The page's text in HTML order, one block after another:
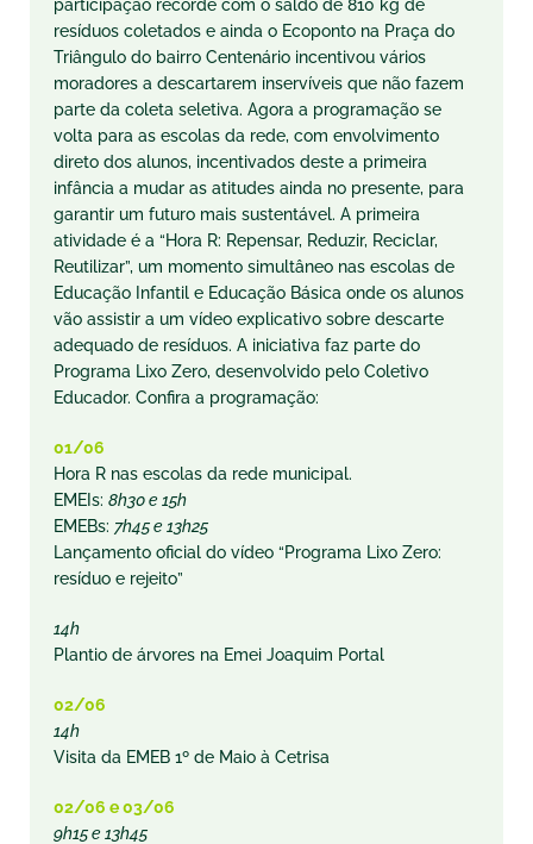
participação recorde com o saldo de 810 kg de
resíduos coletados e ainda o Ecoponto na Praça do
Triângulo do bairro Centenário incentivou vários
moradores a descartarem inservíveis que não fazem
parte da coleta seletiva. Agora a programação se
volta para as escolas da rede, com envolvimento
direto dos alunos, incentivados deste a primeira
infância a mudar as atitudes ainda no presente, para
garantir um futuro mais sustentável. A primeira
atividade é a “Hora R: Repensar, Reduzir, Reciclar,
Reutilizar”, um momento simultâneo nas escolas de
Educação Infantil e Educação Básica onde os alunos
vão assistir a um vídeo explicativo sobre descarte
adequado de resíduos. A iniciativa faz parte do
Programa Lixo Zero, desenvolvido pelo Coletivo
Educador. Confira a programação:
01/06
Hora R nas escolas da rede municipal.
EMEIs: 8h30 e 15h
EMEBs: 7h45 e 13h25
Lançamento oficial do vídeo “Programa Lixo Zero:
resíduo e rejeito”
14h
Plantio de árvores na Emei Joaquim Portal
02/06
14h
Visita da EMEB 1º de Maio à Cetrisa
02/06 e 03/06
9h15 e 13h45